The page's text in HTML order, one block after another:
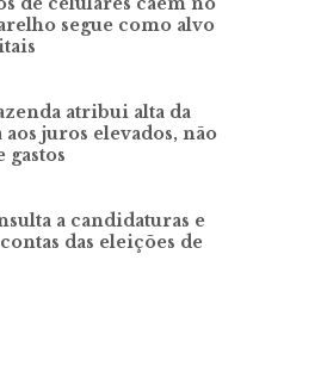
segue como alvo
atribui alta da
juros elevados, não
gastos
a candidaturas e
das eleições de